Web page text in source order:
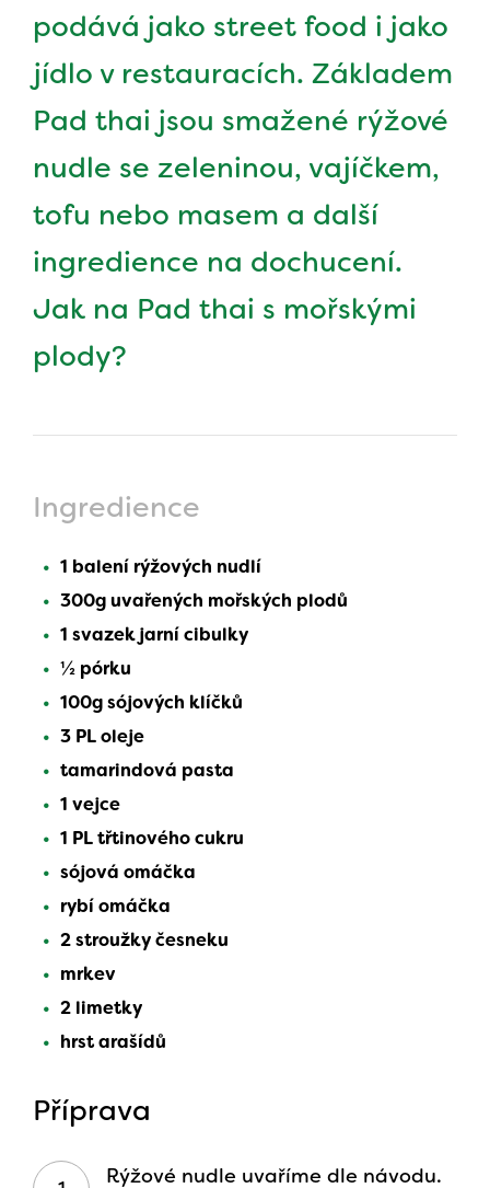
podává jako street food i jako
jídlo v restauracích. Základem
Pad thai jsou smažené rýžové
nudle se zeleninou, vajíčkem,
tofu nebo masem a další
ingredience na dochucení.
Jak na Pad thai s mořskými
plody?
Ingredience
1 balení rýžových nudlí
300g uvařených mořských plodů
1 svazek jarní cibulky
½ pórku
100g sójových klíčků
3 PL oleje
tamarindová pasta
1 vejce
1 PL třtinového cukru
sójová omáčka
rybí omáčka
2 stroužky česneku
mrkev
2 limetky
hrst arašídů
Příprava
Rýžové nudle uvaříme dle návodu.